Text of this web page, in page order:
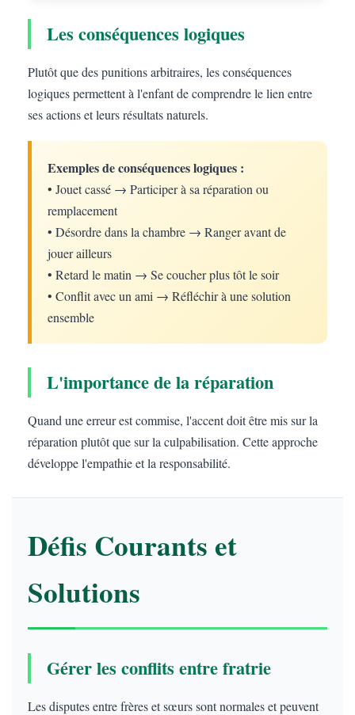
Les conséquences logiques
Plutôt que des punitions arbitraires, les conséquences
logiques permettent à l'enfant de comprendre le lien entre
ses actions et leurs résultats naturels.
Exemples de conséquences logiques :
• Jouet cassé → Participer à sa réparation ou
remplacement
• Désordre dans la chambre → Ranger avant de
jouer ailleurs
• Retard le matin → Se coucher plus tôt le soir
• Conflit avec un ami → Réfléchir à une solution
ensemble
L'importance de la réparation
Quand une erreur est commise, l'accent doit être mis sur la
réparation plutôt que sur la culpabilisation. Cette approche
développe l'empathie et la responsabilité.
Défis Courants et
Solutions
Gérer les conflits entre fratrie
Les disputes entre frères et sœurs sont normales et peuvent